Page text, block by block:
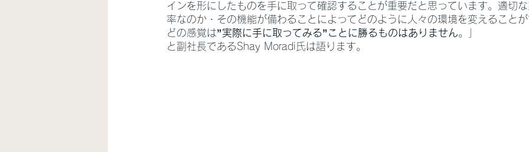
インを形にしたものを手に取って確認することが重要だと思っています。適切
率なのか・その機能が備わることによってどのように人々の環境を変えること
どの感覚は”実際に手に取ってみる”ことに勝るものはありません。」
と副社長であるShay Moradi氏は語ります。